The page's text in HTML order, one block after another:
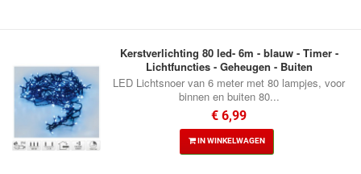
Kerstverlichting 80 led- 6m - blauw - Timer -
Lichtfuncties - Geheugen - Buiten
LED Lichtsnoer van 6 meter met 80 lampjes, voor
binnen en buiten 80...
€ 6,99
IN WINKELWAGEN